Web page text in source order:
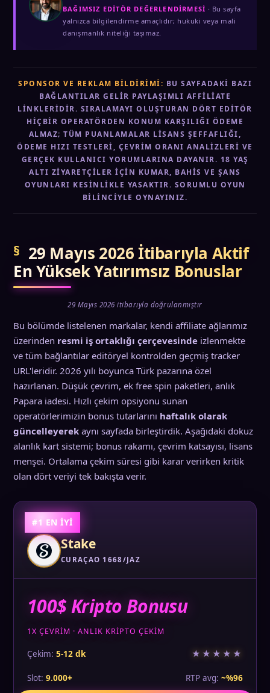
BAĞIMSIZ EDITÖR DEĞERLENDIRMESI · Bu sayfa
yalnızca bilgilendirme amaçlıdır; hukuki veya mali
danışmanlık niteliği taşımaz.
SPONSOR VE REKLAM BILDIRIMI: BU SAYFADAKI BAZI
BAĞLANTILAR GELIR PAYLAŞIMLI AFFILIATE
LINKLERIDIR. SIRALAMAYI OLUŞTURAN DÖRT EDITÖR
HIÇBIR OPERATÖRDEN KONUM KARŞILIĞI ÖDEME
ALMAZ; TÜM PUANLAMALAR LISANS ŞEFFAFLIĞI,
ÖDEME HIZI TESTLERI, ÇEVRIM ORANI ANALIZLERI VE
GERÇEK KULLANICI YORUMLARINA DAYANIR. 18 YAŞ
ALTI ZIYARETÇILER IÇIN KUMAR, BAHIS VE ŞANS
OYUNLARI KESINLIKLE YASAKTIR. SORUMLU OYUN
BILINCIYLE OYNAYINIZ.
29 Mayıs 2026 İtibarıyla Aktif
En Yüksek Yatırımsız Bonuslar
29 Mayıs 2026 itibarıyla doğrulanmıştır
Bu bölümde listelenen markalar, kendi affiliate ağlarımız
üzerinden resmi iş ortaklığı çerçevesinde izlenmekte
ve tüm bağlantılar editöryel kontrolden geçmiş tracker
URL'leridir. 2026 yılı boyunca Türk pazarına özel
hazırlanan. Düşük çevrim, ek free spin paketleri, anlık
Papara iadesi. Hızlı çekim opsiyonu sunan
operatörlerimizin bonus tutarlarını haftalık olarak
güncelleyerek aynı sayfada birleştirdik. Aşağıdaki dokuz
alanlık kart sistemi; bonus rakamı, çevrim katsayısı, lisans
menşei. Ortalama çekim süresi gibi karar verirken kritik
olan dört veriyi tek bakışta verir.
#1 EN İYİ
Stake
CURAÇAO 1668/JAZ
100$ Kripto Bonusu
1X ÇEVRIM · ANLIK KRIPTO ÇEKIM
Çekim: 5-12 dk ★★★★★
Slot: 9.000+ RTP avg: ~%96